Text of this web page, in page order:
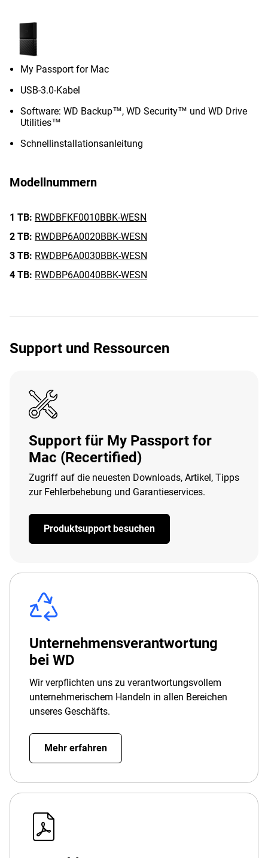
My Passport for Mac
USB-3.0-Kabel
Software: WD Backup™, WD Security™ und WD Drive
Utilities™
Schnellinstallationsanleitung
Modellnummern
1 TB: RWDBFKF0010BBK-WESN
2 TB: RWDBP6A0020BBK-WESN
3 TB: RWDBP6A0030BBK-WESN
4 TB: RWDBP6A0040BBK-WESN
Support und Ressourcen
Support für My Passport for
Mac (Recertified)
Zugriff auf die neuesten Downloads, Artikel, Tipps
zur Fehlerbehebung und Garantieservices.
Produktsupport besuchen
Unternehmensverantwortung
bei WD
Wir verpflichten uns zu verantwortungsvollem
unternehmerischem Handeln in allen Bereichen
unseres Geschäfts.
Mehr erfahren